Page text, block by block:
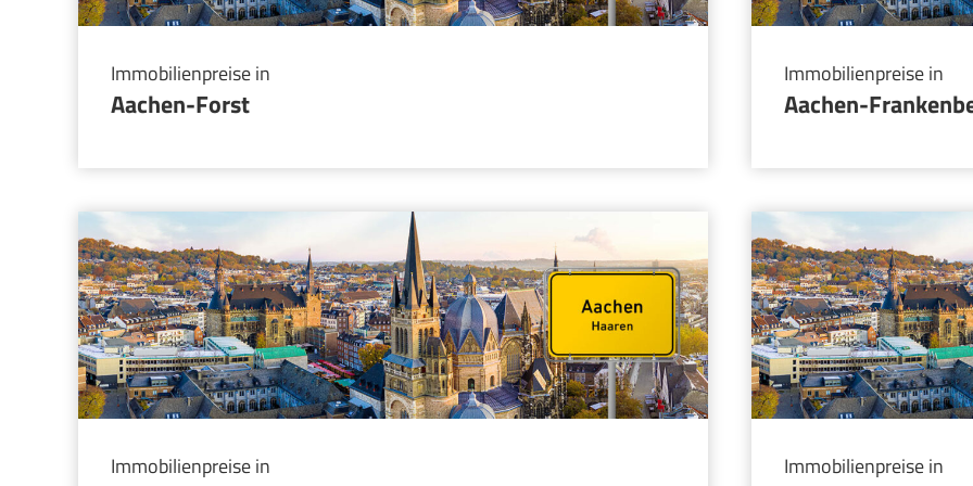
Immobilienpreise in
Aachen-Forst
Immobilienpreise in
Aachen-
Immobilienpreise in Immobilienpreise in